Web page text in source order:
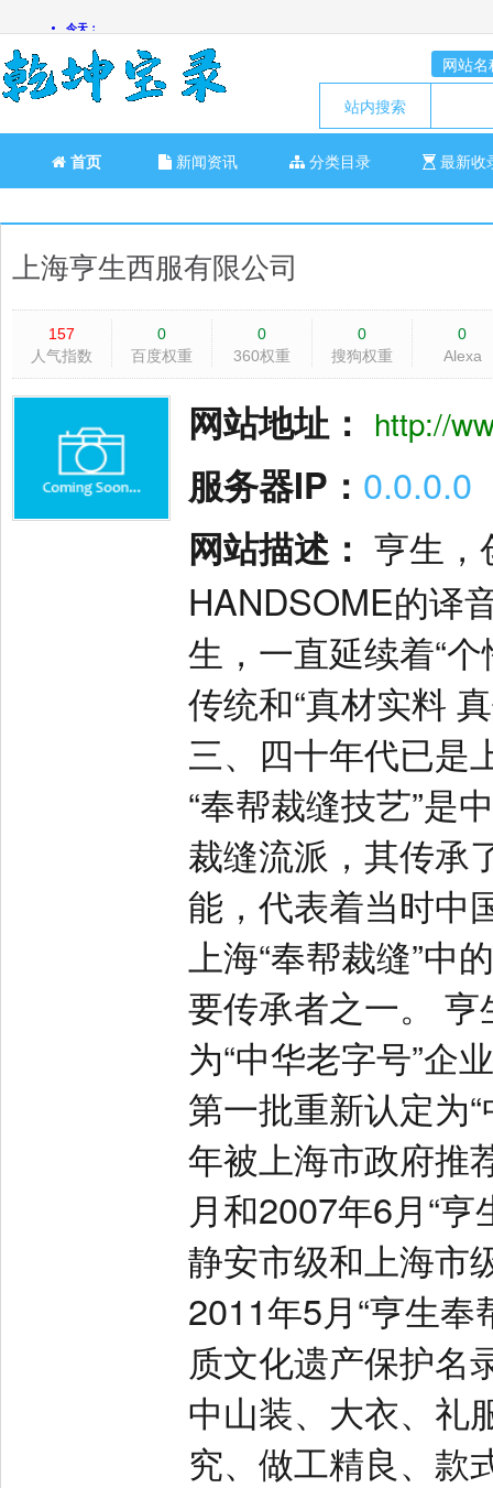
网站名
站内搜索
首页 新闻资讯 分类目录 最新收
上海亨生西服有限公司
157
人气指数
0
百度权重
0
360权重
0
搜狗权重
0
Alexa
网站地址： http://
服务器IP： 0.0.0.0
网站描述： 亨生，
HANDSOME的译
生，一直延续着“
传统和“真材实料
三、四十年代已是
“奉帮裁缝技艺”是
裁缝流派，其传承
能，代表着当时中
上海“奉帮裁缝”中
要传承者之一。
为“中华老字号”企
第一批重新认定为
年被上海市政府推
月和2007年6月“
静安市级和上海市
2011年5月“亨生奉
质文化遗产保护名
中山装、大衣、礼
究、做工精良、款